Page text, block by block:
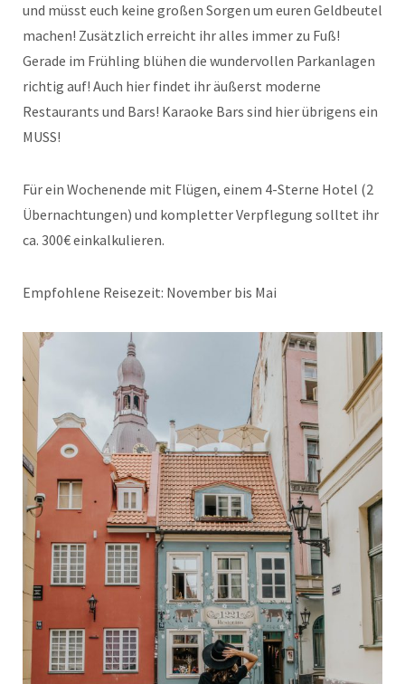
und müsst euch keine großen Sorgen um euren Geldbeutel
machen! Zusätzlich erreicht ihr alles immer zu Fuß!
Gerade im Frühling blühen die wundervollen Parkanlagen
richtig auf! Auch hier findet ihr äußerst moderne
Restaurants und Bars! Karaoke Bars sind hier übrigens ein
MUSS!
Für ein Wochenende mit Flügen, einem 4-Sterne Hotel (2
Übernachtungen) und kompletter Verpflegung solltet ihr
ca. 300€ einkalkulieren.
Empfohlene Reisezeit: November bis Mai